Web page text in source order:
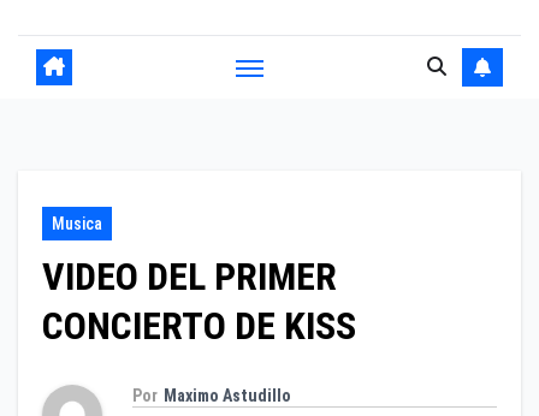
Musica
VIDEO DEL PRIMER
CONCIERTO DE KISS
Por Maximo Astudillo